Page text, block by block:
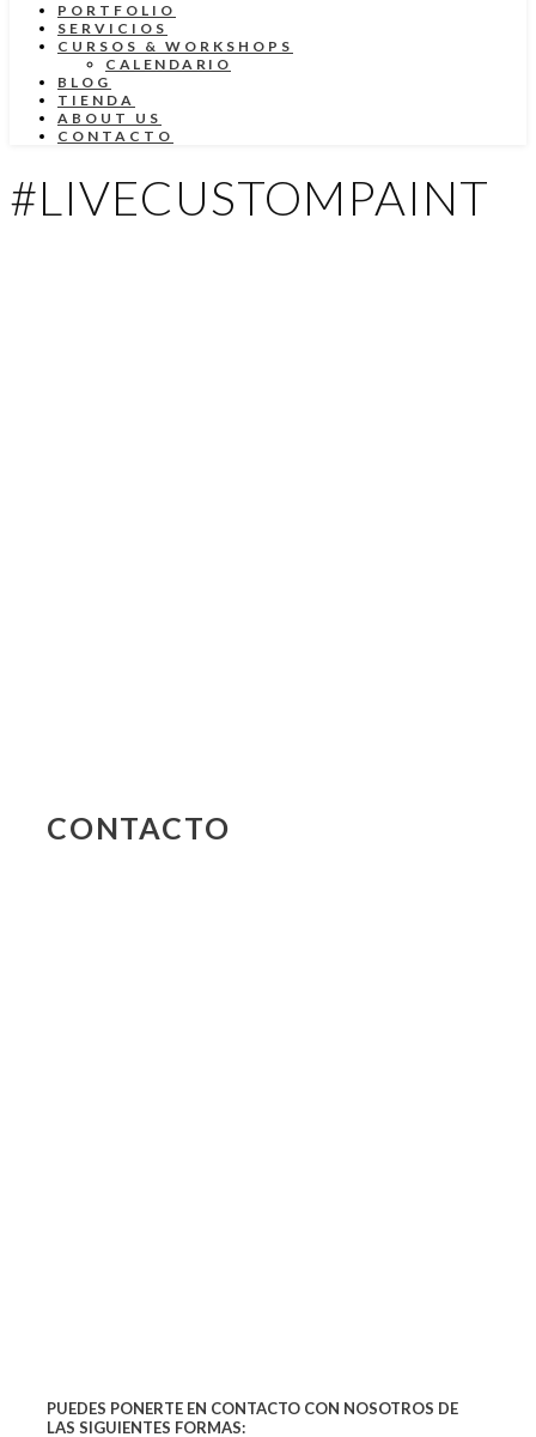
PORTFOLIO
SERVICIOS
CURSOS & WORKSHOPS
CALENDARIO
BLOG
TIENDA
ABOUT US
CONTACTO
#LIVECUSTOMPAINT
CONTACTO
PUEDES PONERTE EN CONTACTO CON NOSOTROS DE
LAS SIGUIENTES FORMAS: